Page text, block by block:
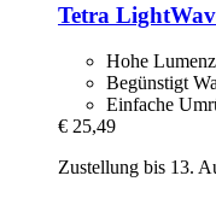
Tetra
Hohe
Begünstigt
Einfache
€ 25,49
Zustellung bis 13.